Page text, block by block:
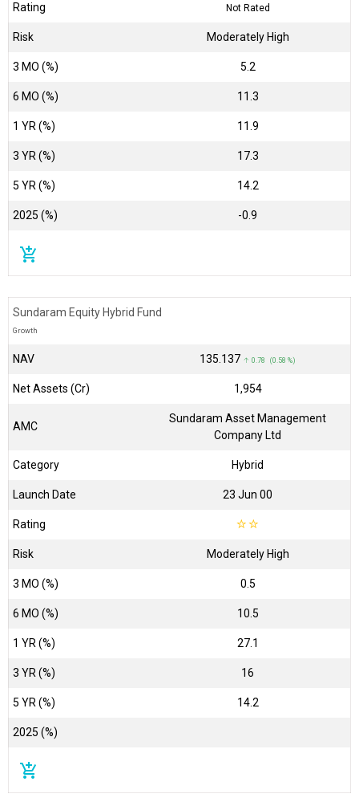
Rating Not Rated
Risk Moderately High
3 MO (%) 5.2
6 MO (%) 11.3
1 YR (%) 11.9
3 YR (%) 17.3
5 YR (%) 14.2
2025 (%) -0.9
add_shopping_cart
Sundaram Equity Hybrid Fund
Growth
NAV ₹135.137 ↑ 0.78 (0.58 %)
Net Assets (Cr) ₹1,954
AMC
Sundaram Asset Management
Company Ltd
Category Hybrid
Launch Date 23 Jun 00
Rating ☆☆
Risk Moderately High
3 MO (%) 0.5
6 MO (%) 10.5
1 YR (%) 27.1
3 YR (%) 16
5 YR (%) 14.2
2025 (%)
add_shopping_cart